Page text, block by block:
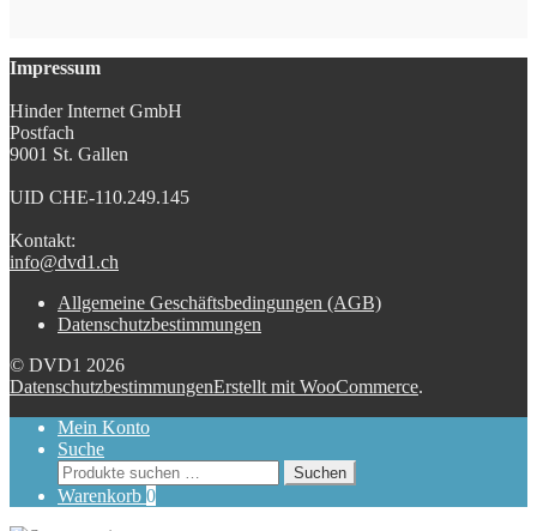
Impressum
Hinder Internet GmbH
Postfach
9001 St. Gallen
UID CHE-110.249.145
Kontakt:
info@dvd1.ch
Allgemeine Geschäftsbedingungen (AGB)
Datenschutzbestimmungen
© DVD1 2026
DatenschutzbestimmungenErstellt mit WooCommerce.
Mein Konto
Suche
Suchen
nach:
Suchen
Warenkorb 0